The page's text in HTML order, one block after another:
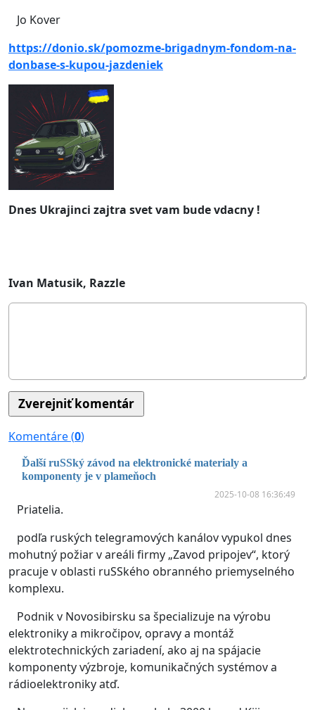
Jo Kover
https://donio.sk/pomozme-brigadnym-fondom-na-
donbase-s-kupou-jazdeniek
Dnes Ukrajinci zajtra svet vam bude vdacny !
Ivan Matusik, Razzle
Komentáre (0)
Ďalší ruSSký závod na elektronické materialy a
komponenty je v plameňoch
2025-10-08 16:36:49
Priatelia.
podľa ruských telegramových kanálov vypukol dnes
mohutný požiar v areáli firmy „Zavod pripojev“, ktorý
pracuje v oblasti ruSSkého obranného priemyselného
komplexu.
Podnik v Novosibirsku sa špecializuje na výrobu
elektroniky a mikročipov, opravy a montáž
elektrotechnických zariadení, ako aj na spájacie
komponenty výzbroje, komunikačných systémov a
rádioelektroniky atď.